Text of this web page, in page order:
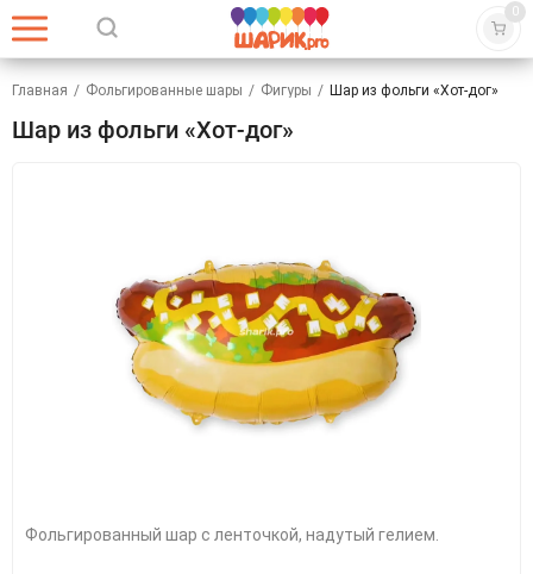
0
Главная / Фольгированные шары / Фигуры / Шар из фольги «Хот-дог»
Шар из фольги «Хот-дог»
Фольгированный шар с ленточкой, надутый гелием.